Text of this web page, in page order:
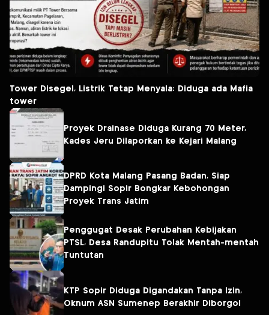
Tower Disegel, Listrik Tetap Menyala: Diduga ada Mafia
tower
Proyek Drainase Diduga Kurang 70 Meter,
Kades Jeru Dilaporkan ke Kejari Malang
DPRD Kota Malang Pasang Badan, Siap
Dampingi Sopir Bongkar Kebohongan
Proyek Trans Jatim
Penggugat Desak Perubahan Kebijakan
PTSL, Desa Randupitu Tolak Mentah-mentah
Tuntutan
KTP Sopir Diduga Digandakan Tanpa Izin,
Oknum ASN Sumenep Berakhir Diborgol